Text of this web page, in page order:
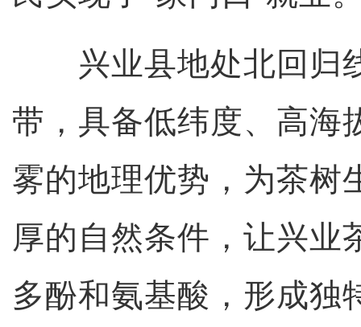
兴业县地处北回归
带，具备低纬度、高海
雾的地理优势，为茶树
厚的自然条件，让兴业
多酚和氨基酸，形成独